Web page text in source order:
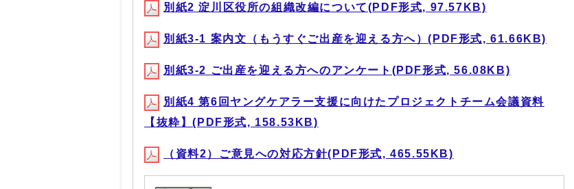
別紙2 淀川区役所の組織改編について(PDF形式, 97.57KB)
別紙3-1 案内文（もうすぐご出産を迎える方へ）(PDF形式, 61.66KB)
別紙3-2 ご出産を迎える方へのアンケート(PDF形式, 56.08KB)
別紙4 第6回ヤングケアラー支援に向けたプロジェクトチーム会議資料
【抜粋】(PDF形式, 158.53KB)
（資料2）ご意見への対応方針(PDF形式, 465.55KB)